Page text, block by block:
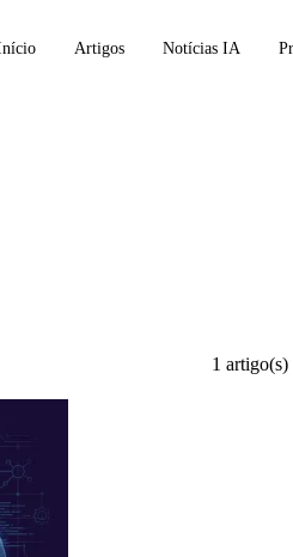
Artigos Notícias IA
1 artigo(s)